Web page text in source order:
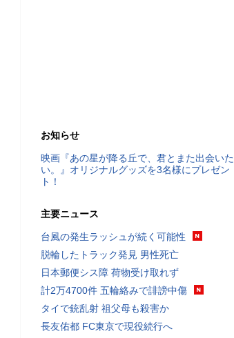
お知らせ
映画『あの星が降る丘で、君とまた出会いた
い。』オリジナルグッズを3名様にプレゼン
ト！
主要ニュース
台風の発生ラッシュが続く可能性
脱輪したトラック発見 男性死亡
日本郵便シス障 荷物受け取れず
計2万4700件 五輪絡みで誹謗中傷
タイで銃乱射 祖父母も殺害か
長友佑都 FC東京で現役続行へ